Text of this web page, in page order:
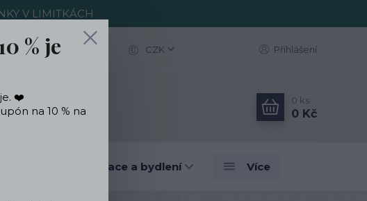
V LIMITKÁCH
Blog CZK Přihlášení
0 ks
0 Kč
Designové dekorace a bydlení Více
% je
❤️
na 10 % na